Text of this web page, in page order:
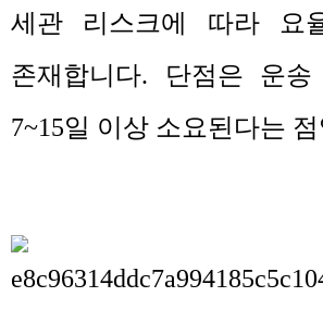
세관 리스크에 따라 요
존재합니다. 단점은 운
7~15일 이상 소요된다는